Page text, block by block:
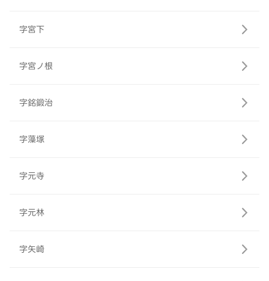
字宮下
字宮ノ根
字銘鍛治
字藻塚
字元寺
字元林
字矢崎